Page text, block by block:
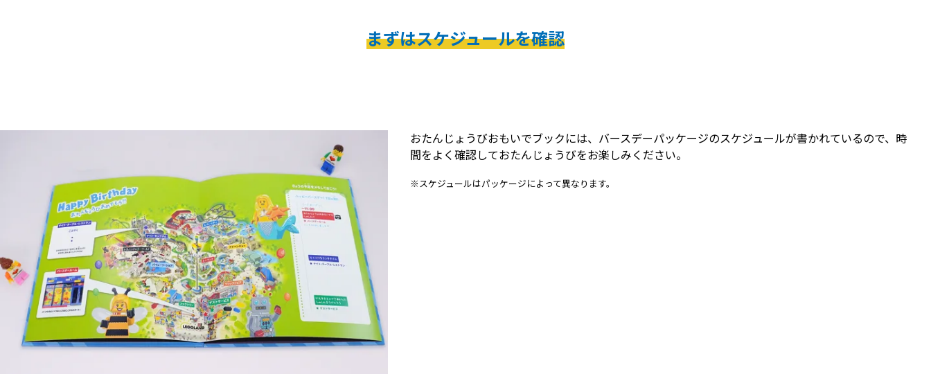
まずはスケジュールを確認
おたんじょうびおもいでブックには、バースデーパッケージのスケジュールが書かれているので、時
間をよく確認しておたんじょうびをお楽しみください。
※スケジュールはパッケージによって異なります。